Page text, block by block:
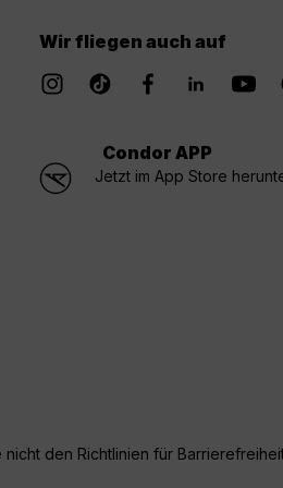
Wir fliegen auch auf
Condor APP
Jetzt im App Store
den Richtlinien für